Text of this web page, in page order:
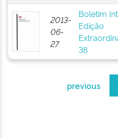
2013-
06-
27
Boletim
Edição
38
previous